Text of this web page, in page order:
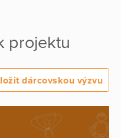
projektu
dárcovskou výzvu